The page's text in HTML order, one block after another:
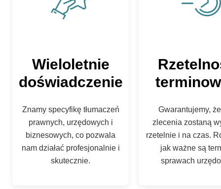
Wieloletnie
doświadczenie
Znamy specyfikę tłumaczeń
prawnych, urzędowych i
biznesowych, co pozwala
nam działać profesjonalnie i
skutecznie.
Gwarantujemy,
zlecenia zostaną
rzetelnie i na czas.
jak ważne są
sprawach